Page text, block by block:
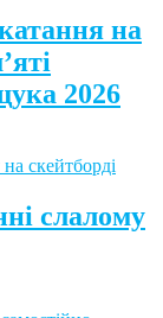
на
2026
слалому